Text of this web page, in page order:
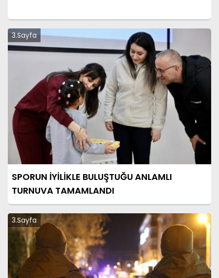
3.Sayfa
SPORUN İYİLİKLE BULUŞTUĞU ANLAMLI
TURNUVA TAMAMLANDI
3.Sayfa